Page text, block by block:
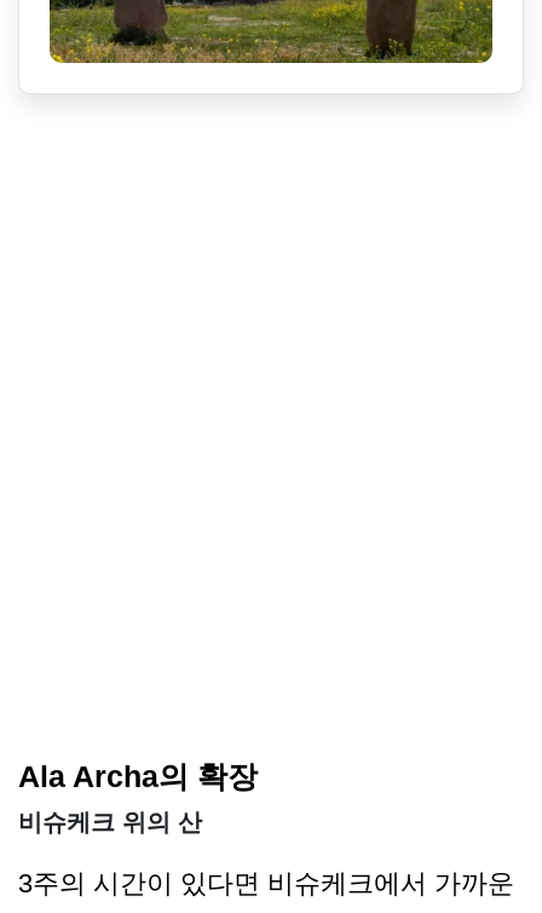
Ala Archa의 확장
비슈케크 위의 산
3주의 시간이 있다면 비슈케크에서 가까운